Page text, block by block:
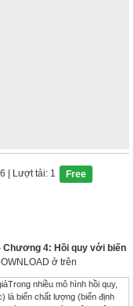
| Lượt tải: 1 Free
Chương 4: Hồi quy với biến
ở trên
nhiều mô hình hồi quy,
là biến chất lượng (biến định